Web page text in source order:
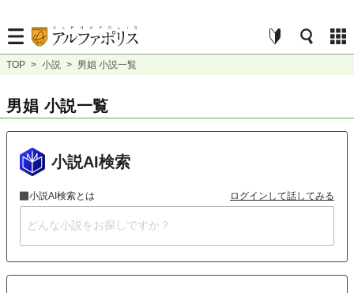
TOP > 小説 > 男娼 小説一覧
男娼 小説一覧
小説AI検索
小説AI検索とは ログインして話してみる